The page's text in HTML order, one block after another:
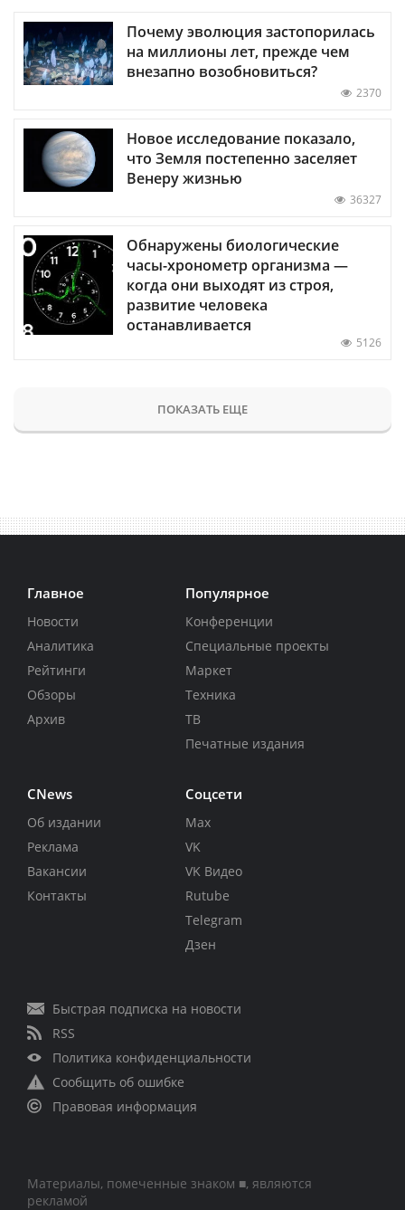
Почему эволюция застопорилась
на миллионы лет, прежде чем
внезапно возобновиться?
2370
Новое исследование показало,
что Земля постепенно заселяет
Венеру жизнью
36327
Обнаружены биологические
часы-хронометр организма —
когда они выходят из строя,
развитие человека
останавливается
5126
ПОКАЗАТЬ ЕЩЕ
Главное
Новости
Аналитика
Рейтинги
Обзоры
Архив
Популярное
Конференции
Специальные проекты
Маркет
Техника
ТВ
Печатные издания
CNews
Об издании
Реклама
Вакансии
Контакты
Соцсети
Max
VK
VK Видео
Rutube
Telegram
Дзен
Быстрая подписка на новости
RSS
Политика конфиденциальности
Сообщить об ошибке
Правовая информация
Материалы, помеченные знаком ■, являются
рекламой